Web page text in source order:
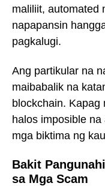
maliliit, automated
napapansin
pagkalugi.
Ang partikular na
maibabalik na
blockchain. Kapag
halos imposible
mga biktima ng
Bakit
sa Mga Scam